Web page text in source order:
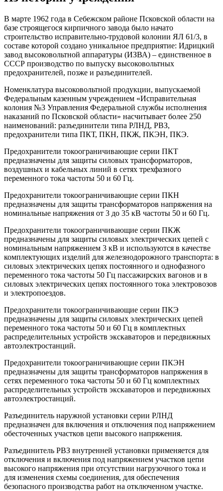
В марте 1962 года в Себежском районе Псковской области на
базе строящегося кирпичного завода было начато
строительство исправительно-трудовой колонии ЯЛ 61/3, в
составе которой создано уникальное предприятие: Идрицкий
завод высоковольтной аппаратуры (ИЗВА) – единственное в
СССР производство по выпуску высоковольтных
предохранителей, позже и разъединителей.
Номенклатура высоковольтной продукции, выпускаемой
Федеральным казенным учреждением «Исправительная
колония №3 Управления Федеральной службы исполнения
наказаний по Псковской области» насчитывает более 250
наименований: разъединители типа РЛНД, РВЗ,
предохранители типа ПКТ, ПКН, ПКЖ, ПКЭН, ПКЭ.
Предохранители токоограничивающие серии ПКТ
предназначены для защиты силовых трансформаторов,
воздушных и кабельных линий в сетях трехфазного
переменного тока частоты 50 и 60 Гц.
Предохранители токоограничивающие серии ПКН
предназначены для защиты трансформаторов напряжения на
номинальные напряжения от 3 до 35 кВ частоты 50 и 60 Гц.
Предохранители токоограничивающие серии ПКЖ
предназначены для защиты силовых электрических цепей с
номинальным напряжением 3 кВ и используются в качестве
комплектующих изделий для железнодорожного транспорта: в
силовых электрических цепях постоянного и однофазного
переменного тока частоты 50 Гц пассажирских вагонов и в
силовых электрических цепях постоянного тока электровозов
и электропоездов.
Предохранители токоограничивающие серии ПКЭ
предназначены для защиты силовых электрических цепей
переменного тока частоты 50 и 60 Гц в комплектных
распределительных устройств экскаваторов и передвижных
автоэлектростанций.
Предохранители токоограничивающие серии ПКЭН
предназначены для защиты трансформаторов напряжения в
сетях переменного тока частоты 50 и 60 Гц комплектных
распределительных устройств экскаваторов и передвижных
автоэлектростанций.
Разъединитель наружной установки серии РЛНД
предназначен для включения и отключения под напряжением
обесточенных участков цепи высокого напряжения.
Разъединитель РВЗ внутренней установки применяется для
отключения и включения под напряжением участков цепи
высокого напряжения при отсутствии нагрузочного тока и
для изменения схемы соединения, для обеспечения
безопасного производства работ на отключенном участке.